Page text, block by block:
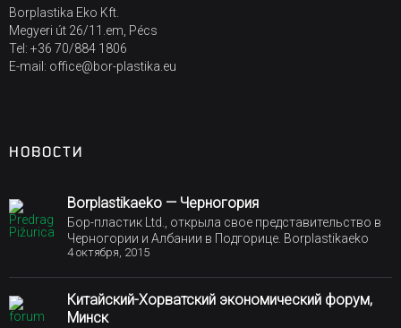
Borplastika Eko Kft.
Megyeri út 26/11.em, Pécs
Tel: +36 70/884 1806
E-mail: office@bor-plastika.eu
НОВОСТИ
Borplastikaeko — Черногория
Бор-пластик Ltd., открыла свое представительство в
Черногории и Албании в Подгорице. Borplastikaeko
4 октября, 2015
Китайский-Хорватский экономический форум,
Минск